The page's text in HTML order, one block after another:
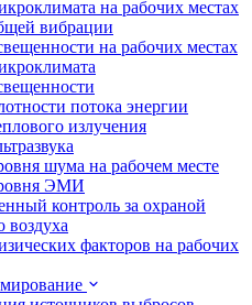
на рабочих местах
вибрации
на рабочих местах
потока энергии
излучения
шума на рабочем месте
ЭМИ
контроль за охраной
воздуха
факторов на рабочих